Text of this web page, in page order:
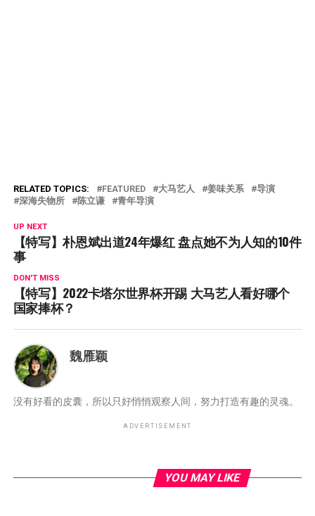
RELATED TOPICS: FEATURED 大马艺人 姜味关系
导演
深海失物所
陈立谦 青年导演
UP NEXT
【特写】朴恩斌出道24年爆红 盘点她不为人知的10件
事
DON'T MISS
【特写】2022卡塔尔世界杯开踢 大马艺人看好哪个
国家捧杯？
魏雁颖
没有好看的皮囊，所以只好悄悄观察人间，努力打造有趣的灵魂。
ADVERTISEMENT
YOU MAY LIKE